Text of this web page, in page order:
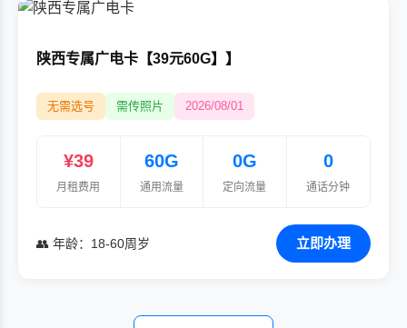
陕西专属广电卡【39元60G】】
无需选号 需传照片 2026/08/01
¥39
月租费用
60G
通用流量
0G
定向流量
0
通话分钟
👥 年龄：18-60周岁 立即办理